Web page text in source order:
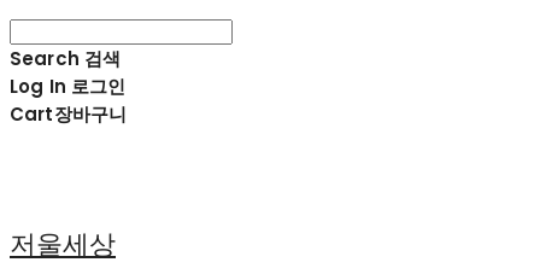
Search 검색
Log In 로그인
Cart장바구니
저울세상